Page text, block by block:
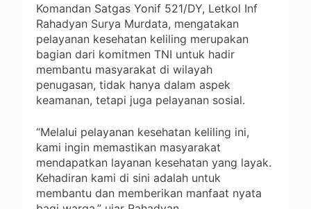
Komandan Satgas Yonif 521/DY, Letkol Inf
Rahadyan Surya Murdata, mengatakan
pelayanan kesehatan keliling merupakan
bagian dari komitmen TNI untuk hadir
membantu masyarakat di wilayah
penugasan, tidak hanya dalam aspek
keamanan, tetapi juga pelayanan sosial.
“Melalui pelayanan kesehatan keliling ini,
kami ingin memastikan masyarakat
mendapatkan layanan kesehatan yang layak.
Kehadiran kami di sini adalah untuk
membantu dan memberikan manfaat nyata